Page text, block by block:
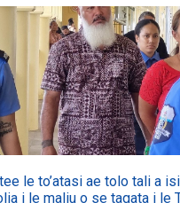
le to’atasi ae tolo tali a
i le maliu o se tagata i le